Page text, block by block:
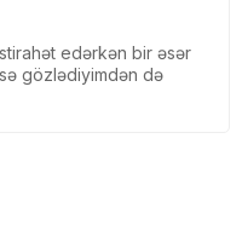
edərkən bir əsər
gözlədiyimdən də